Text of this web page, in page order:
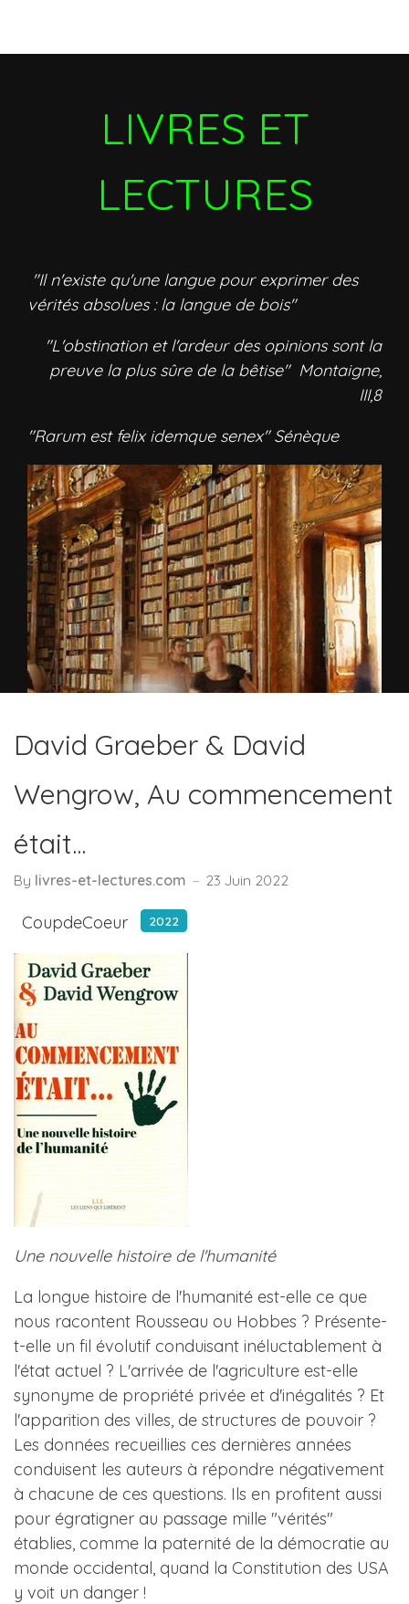
LIVRES ET
LECTURES
"Il n'existe qu'une langue pour exprimer des
vérités absolues : la langue de bois"
"L'obstination et l'ardeur des opinions sont la
preuve la plus sûre de la bêtise" Montaigne,
III,8
"Rarum est felix idemque senex" Sénèque
David Graeber & David
Wengrow, Au commencement
était...
By livres-et-lectures.com 23 Juin 2022
CoupdeCoeur 2022
Une nouvelle histoire de l'humanité
La longue histoire de l'humanité est-elle ce que
nous racontent Rousseau ou Hobbes ? Présente-
t-elle un fil évolutif conduisant inéluctablement à
l'état actuel ? L'arrivée de l'agriculture est-elle
synonyme de propriété privée et d'inégalités ? Et
l'apparition des villes, de structures de pouvoir ?
Les données recueillies ces dernières années
conduisent les auteurs à répondre négativement
à chacune de ces questions. Ils en profitent aussi
pour égratigner au passage mille "vérités"
établies, comme la paternité de la démocratie au
monde occidental, quand la Constitution des USA
y voit un danger !